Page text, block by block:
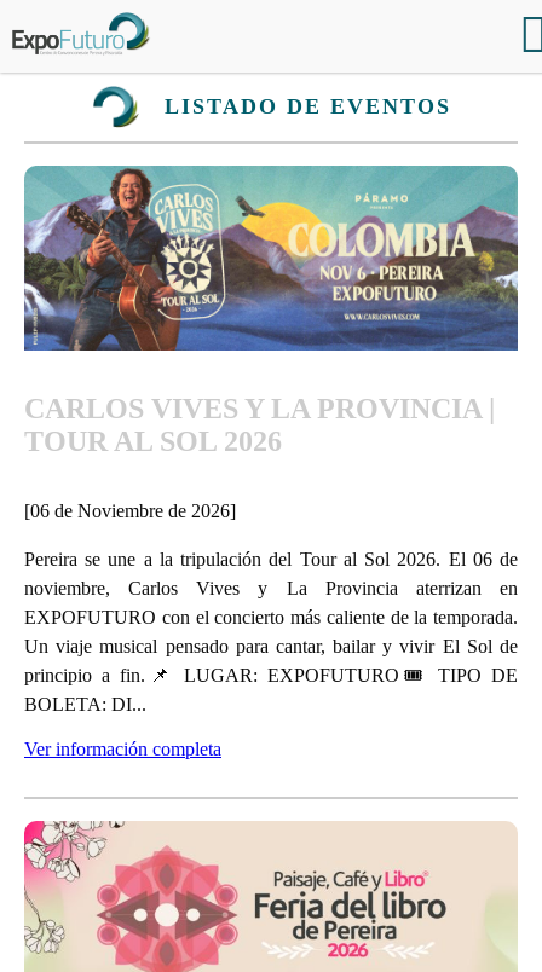
LISTADO DE EVENTOS
CARLOS VIVES Y LA PROVINCIA |
TOUR AL SOL 2026
[06 de Noviembre de 2026]
Pereira se une a la tripulación del Tour al Sol 2026. El 06 de
noviembre, Carlos Vives y La Provincia aterrizan en
EXPOFUTURO con el concierto más caliente de la temporada.
Un viaje musical pensado para cantar, bailar y vivir El Sol de
principio a fin.📌 LUGAR: EXPOFUTURO🎟 TIPO DE
BOLETA: DI...
Ver información completa